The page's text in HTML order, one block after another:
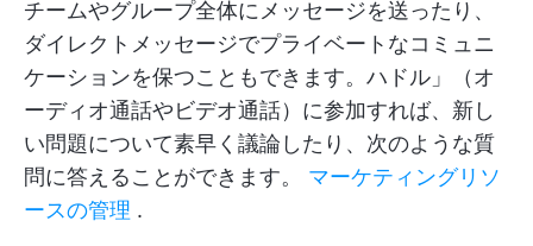
チームやグループ全体にメッセージを送ったり、
ダイレクトメッセージでプライベートなコミュニ
ケーションを保つこともできます。ハドル」（オ
ーディオ通話やビデオ通話）に参加すれば、新し
い問題について素早く議論したり、次のような質
問に答えることができます。 マーケティングリソ
ースの管理 .